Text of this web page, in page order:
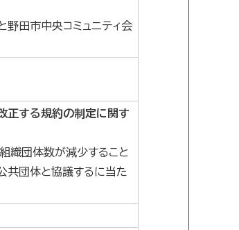
野田市中央コミュニティ会
正する規約の制定に関す
織団体数が減少すること
共団体と協議するに当た